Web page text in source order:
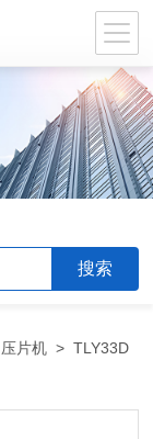
压片机 > TLY33D